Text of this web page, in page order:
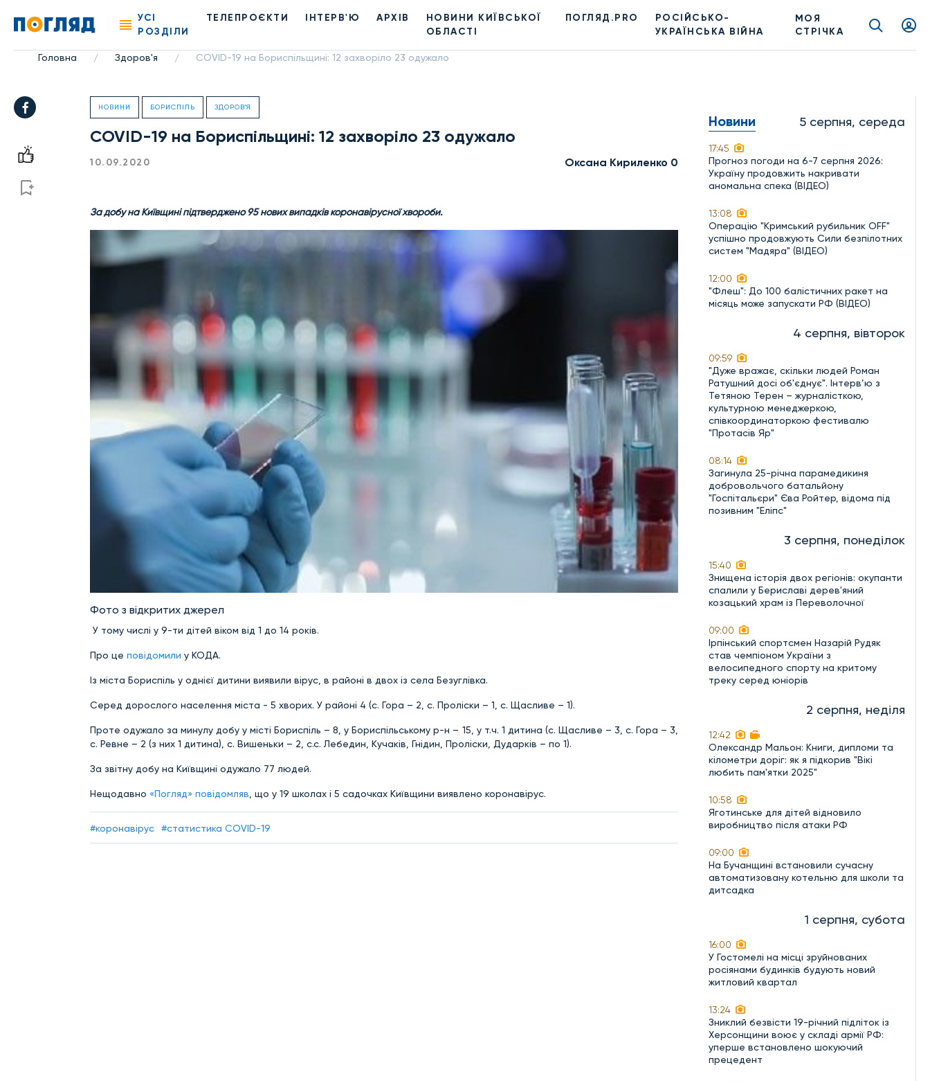
УСІ
РОЗДІЛИ
ТЕЛЕПРОЄКТИ ІНТЕРВ'Ю АРХІВ
НОВИНИ КИЇВСЬКОЇ
ОБЛАСТІ
ПОГЛЯД.PRO
РОСІЙСЬКО-
УКРАЇНСЬКА ВІЙНА
МОЯ
СТРІЧКА
Головна / Здоров'я / COVID-19 на Бориспільщині: 12 захворіло 23 одужало
НОВИНИ БОРИСПІЛЬ ЗДОРОВ'Я
COVID-19 на Бориспільщині: 12 захворіло 23 одужало
10.09.2020 Оксана Кириленко 0
За добу на Київщині підтверджено 95 нових випадків коронавірусної хвороби.
Фото з відкритих джерел
У тому числі у 9-ти дітей віком від 1 до 14 років.
Про це повідомили у КОДА.
Із міста Бориспіль у однієї дитини виявили вірус, в районі в двох із села Безуглівка.
Серед дорослого населення міста - 5 хворих. У районі 4 (с. Гора – 2, с. Проліски – 1, с. Щасливе – 1).
Проте одужало за минулу добу у місті Бориспіль – 8, у Бориспільському р-н – 15, у т.ч. 1 дитина (с. Щасливе – 3, с. Гора – 3,
с. Ревне – 2 (з них 1 дитина), с. Вишеньки – 2, с.с. Лебедин, Кучаків, Гнідин, Проліски, Дударків – по 1).
За звітну добу на Київщині одужало 77 людей.
Нещодавно «Погляд» повідомляв , що у 19 школах і 5 садочках Київщини виявлено коронавірус.
#коронавірус #статистика COVID-19
Новини 5 серпня, середа
17:45
Прогноз погоди на 6-7 серпня 2026:
Україну продовжить накривати
аномальна спека (ВІДЕО)
13:08
Операцію "Кримський рубильник OFF"
успішно продовжують Сили безпілотних
систем "Мадяра" (ВІДЕО)
12:00
"Флеш": До 100 балістичних ракет на
місяць може запускати РФ (ВІДЕО)
4 серпня, вівторок
09:59
"Дуже вражає, скільки людей Роман
Ратушний досі об'єднує". Інтерв’ю з
Тетяною Терен – журналісткою,
культурною менеджеркою,
співкоординаторкою фестивалю
"Протасів Яр"
08:14
Загинула 25-річна парамедикиня
добровольчого батальйону
"Госпітальєри" Єва Ройтер, відома під
позивним "Еліпс"
3 серпня, понеділок
15:40
Знищена історія двох регіонів: окупанти
спалили у Бериславі дерев'яний
козацький храм із Переволочної
09:00
Ірпінський спортсмен Назарій Рудяк
став чемпіоном України з
велосипедного спорту на критому
треку серед юніорів
2 серпня, неділя
12:42
Олександр Мальон: Книги, дипломи та
кілометри доріг: як я підкорив "Вікі
любить пам'ятки 2025"
10:58
Яготинське для дітей відновило
виробництво після атаки РФ
09:00
На Бучанщині встановили сучасну
автоматизовану котельню для школи та
дитсадка
1 серпня, субота
16:00
У Гостомелі на місці зруйнованих
росіянами будинків будують новий
житловий квартал
13:24
Зниклий безвісти 19-річний підліток із
Херсонщини воює у складі армії РФ:
уперше встановлено шокуючий
прецедент